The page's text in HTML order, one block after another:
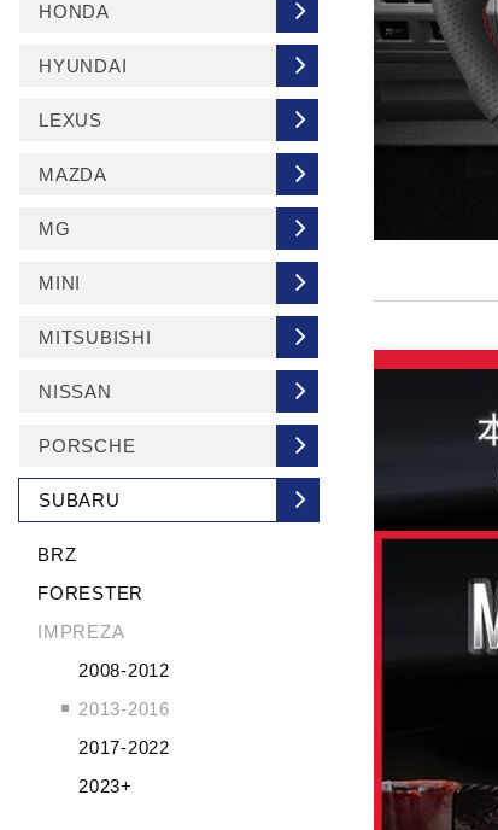
HONDA
HYUNDAI
LEXUS
MAZDA
MG
MINI
MITSUBISHI
NISSAN
PORSCHE
SUBARU
BRZ
FORESTER
IMPREZA
2008-2012
2013-2016
2017-2022
2023+